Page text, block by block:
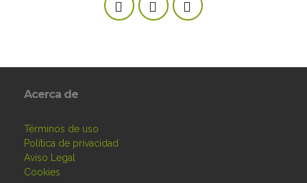
Acerca de
Términos de uso
Política de privacidad
Aviso Legal
Cookies